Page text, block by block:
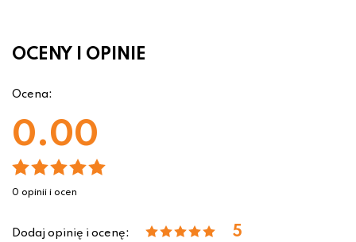
OCENY I OPINIE
Ocena:
0.00
0 opinii i ocen
Dodaj opinię i ocenę: 5